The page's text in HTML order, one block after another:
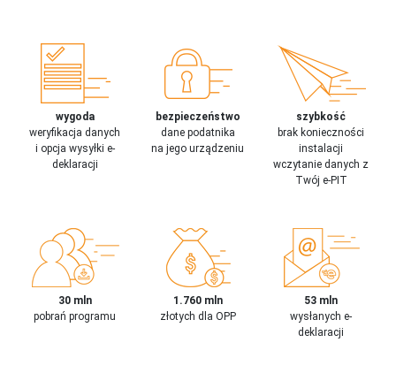
wygoda
weryfikacja danych
i opcja wysyłki e-
deklaracji
bezpieczeństwo
dane podatnika
na jego urządzeniu
szybkość
brak konieczności
instalacji
wczytanie danych z
Twój e-PIT
30 mln
pobrań programu
1.760 mln
złotych dla OPP
53 mln
wysłanych e-
deklaracji